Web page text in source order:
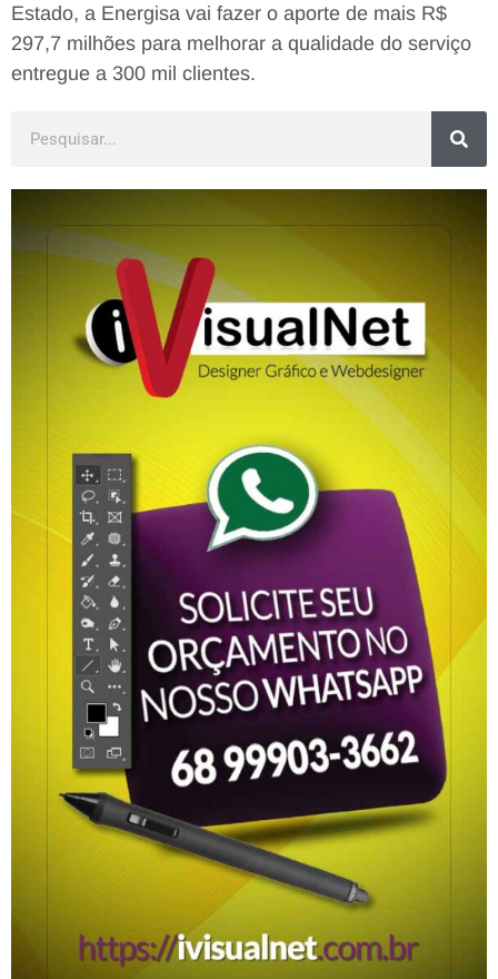
Estado, a Energisa vai fazer o aporte de mais R$
297,7 milhões para melhorar a qualidade do serviço
entregue a 300 mil clientes.